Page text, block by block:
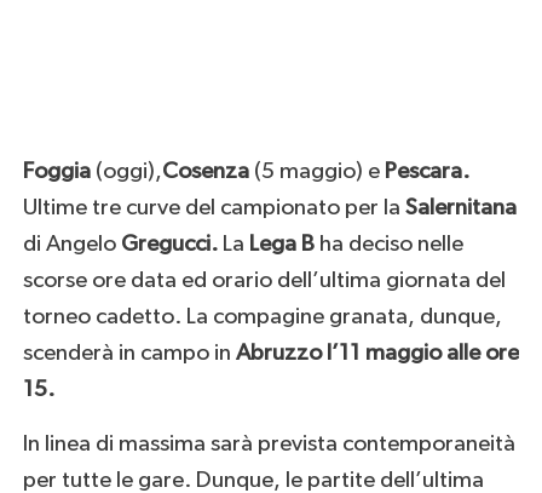
Foggia(oggi),Cosenza(5 maggio) e Pescara.
Ultime tre curve del campionato per la Salernitana
di Angelo Gregucci.La Lega Bha deciso nelle
scorse ore data ed orario dell’ultima giornata del
torneo cadetto. La compagine granata, dunque,
scenderà in campo in Abruzzo l’11 maggio alle ore
15.
In linea di massima sarà prevista contemporaneità
per tutte le gare. Dunque, le partite dell’ultima